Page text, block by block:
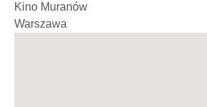
Kino Muranów
Warszawa